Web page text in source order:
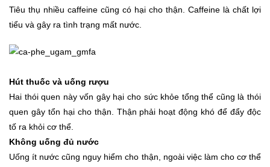
Tiêu thụ nhiều caffeine cũng có hại cho thận. Caffeine là chất lợi
tiểu và gây ra tình trạng mất nước.
Hút thuốc và uống rượu
Hai thói quen này vốn gây hại cho sức khỏe tổng thể cũng là thói
quen gây tổn hại cho thận. Thận phải hoạt động khó để đẩy độc
tố ra khỏi cơ thể.
Không uống đủ nước
Uống ít nước cũng nguy hiểm cho thận, ngoài việc làm cho cơ thể